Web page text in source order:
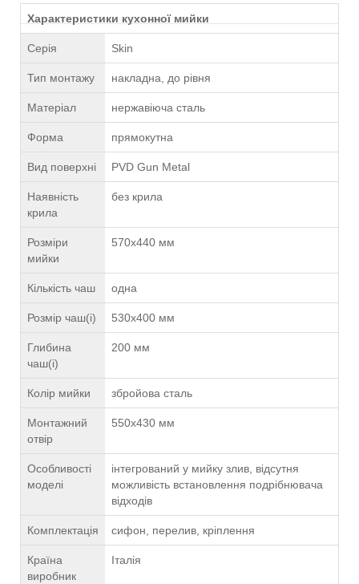
Характеристики кухонної мийки
Серія Skin
Тип монтажу накладна, до рівня
Матеріал нержавіюча сталь
Форма прямокутна
Вид поверхні PVD Gun Metal
Наявність
крила
без крила
Розміри
мийки
570х440 мм
Кількість чаш одна
Розмір чаш(і) 530х400 мм
Глибина
чаш(і)
200 мм
Колір мийки збройова сталь
Монтажний
отвір
550х430 мм
Особливості
моделі
інтегрований у мийку злив, відсутня
можливість встановлення подрібнювача
відходів
Комплектація сифон, перелив, кріплення
Країна
виробник
Італія